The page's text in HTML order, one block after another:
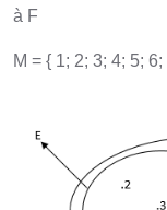
à F
M = { 1; 2; 3; 4; 5; 6;